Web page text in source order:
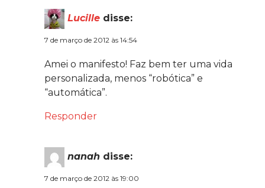
Lucille disse:
7 de março de 2012 às 14:54
Amei o manifesto! Faz bem ter uma vida
personalizada, menos “robótica” e
“automática”.
Responder
nanah disse:
7 de março de 2012 às 19:00